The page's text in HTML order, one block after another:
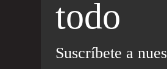
todo
Suscríbete a